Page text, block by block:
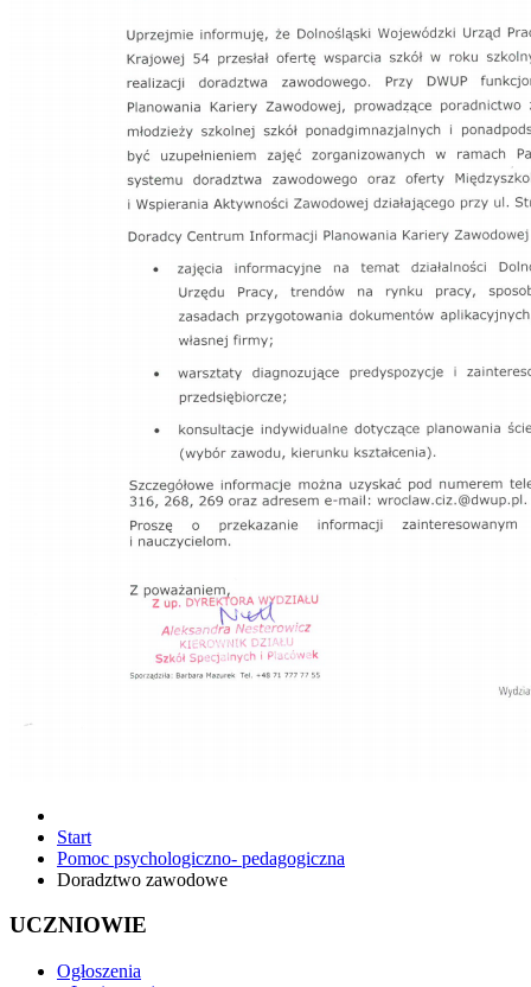
Start
Pomoc psychologiczno- pedagogiczna
Doradztwo zawodowe
UCZNIOWIE
Ogłoszenia